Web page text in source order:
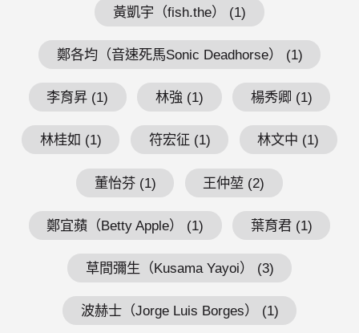
黃凱宇（fish.the） (1)
鄭各均（音速死馬Sonic Deadhorse） (1)
李育昇 (1) 林強 (1) 楊秀卿 (1)
林桂如 (1) 符宏征 (1) 林文中 (1)
董怡芬 (1) 王仲堃 (2)
鄭宜蘋（Betty Apple） (1) 葉育君 (1)
草間彌生（Kusama Yayoi） (3)
波赫士（Jorge Luis Borges） (1)